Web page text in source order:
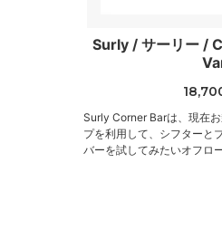
Surly / サーリー /
Surly Corner Barは、現在
プを利用して、シフターと
バーを試してみたいオフロ